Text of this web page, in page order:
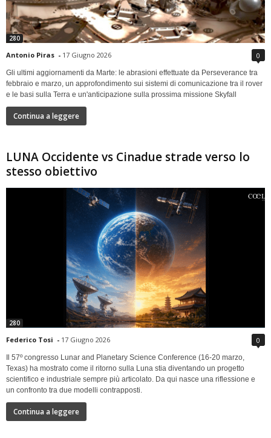
280
Antonio Piras - 17 Giugno 2026 0
Gli ultimi aggiornamenti da Marte: le abrasioni effettuate da Perseverance tra
febbraio e marzo, un approfondimento sui sistemi di comunicazione tra il rover
e le basi sulla Terra e un'anticipazione sulla prossima missione Skyfall
Continua a leggere
LUNA Occidente vs Cinadue strade verso lo
stesso obiettivo
280
Federico Tosi - 17 Giugno 2026 0
Il 57º congresso Lunar and Planetary Science Conference (16-20 marzo,
Texas) ha mostrato come il ritorno sulla Luna stia diventando un progetto
scientifico e industriale sempre più articolato. Da qui nasce una riflessione e
un confronto tra due modelli contrapposti.
Continua a leggere